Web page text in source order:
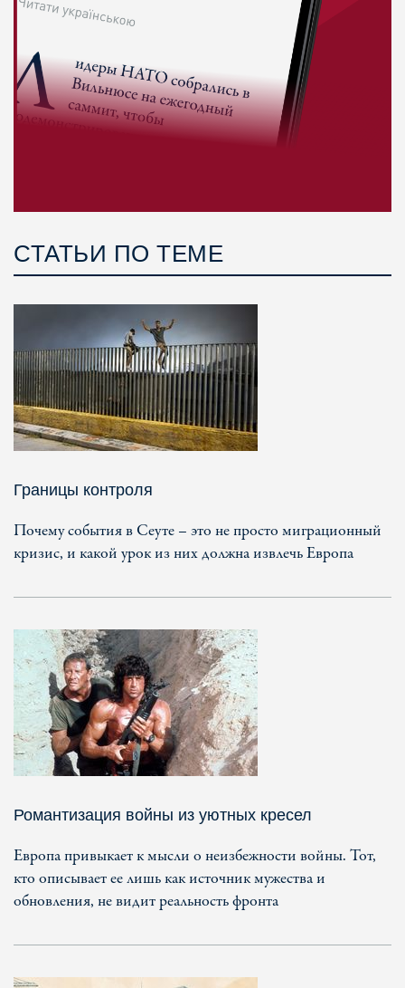
СТАТЬИ ПО ТЕМЕ
Границы контроля
Почему события в Сеуте – это не просто миграционный
кризис, и какой урок из них должна извлечь Европа
Романтизация войны из уютных кресел
Европа привыкает к мысли о неизбежности войны. Тот,
кто описывает ее лишь как источник мужества и
обновления, не видит реальность фронта